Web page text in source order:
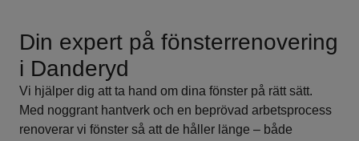
Din expert på fönsterrenovering
i Danderyd
Vi hjälper dig att ta hand om dina fönster på rätt sätt.
Med noggrant hantverk och en beprövad arbetsprocess
renoverar vi fönster så att de håller länge – både